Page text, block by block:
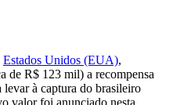
Estados Unidos (EUA),
de R$ 123 mil) a recompensa
à captura do brasileiro
valor foi anunciado nesta